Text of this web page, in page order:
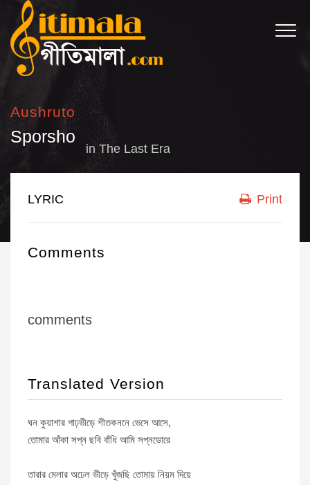
Aushruto
Sporsho
in The Last Era
LYRIC Print
Comments
comments
Translated Version
ঘন কুয়াশার গাঢ়ভীড়ে শীতকননে ভেসে আসে,
তোমার আঁকা সপ্ন ছবি বাঁধি আমি সপ্নডোরে
তারার মেলার অঢেল ভীড়ে খুঁজছি তোমায় নিয়ম দিয়ে